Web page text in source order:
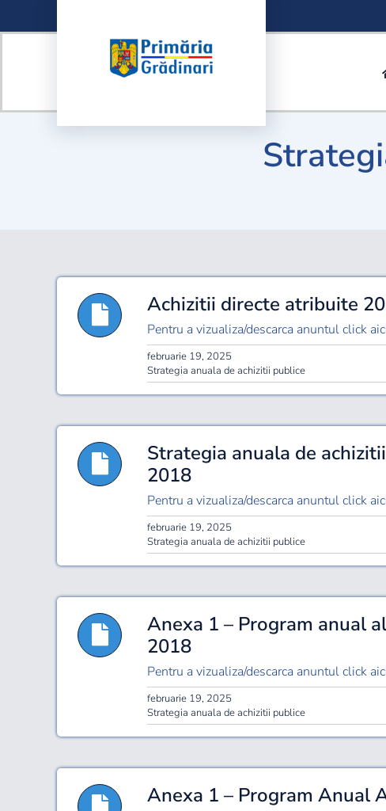
to
Achizitii directe atribuite
Pentru a vizualiza/descarca anuntul click
februarie 19, 2025
Strategia anuala de achizitii publice
Strategia anuala de
2018
Pentru a vizualiza/descarca anuntul click
februarie 19, 2025
Strategia anuala de achizitii publice
Anexa 1 – Program anual
2018
Pentru a vizualiza/descarca anuntul click
februarie 19, 2025
Strategia anuala de achizitii publice
Anexa 1 – Program Anual